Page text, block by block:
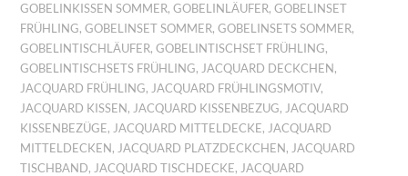
GOBELINKISSEN SOMMER,GOBELINLÄUFER,GOBELINSET
FRÜHLING,GOBELINSET SOMMER,GOBELINSETS SOMMER,
GOBELINTISCHLÄUFER,GOBELINTISCHSET FRÜHLING,
GOBELINTISCHSETS FRÜHLING, JACQUARD DECKCHEN ,
JACQUARD FRÜHLING, JACQUARD FRÜHLINGSMOTIV,
JACQUARD KISSEN , JACQUARD KISSENBEZUG, JACQUARD
KISSENBEZÜGE, JACQUARD MITTELDECKE, JACQUARD
MITTELDECKEN , JACQUARD PLATZDECKCHEN , JACQUARD
TISCHBAND, JACQUARD TISCHDECKE, JACQUARD